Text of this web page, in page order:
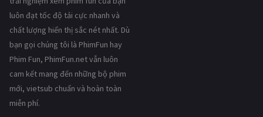
luôn đạt tốc độ tải cực nhanh và
chất lượng hiển thị sắc nét nhất. Dù
bạn gọi chúng tôi là PhimFun hay
Phim Fun, PhimFun.net vẫn luôn
cam kết mang đến những bộ phim
mới, vietsub chuẩn và hoàn toàn
miễn phí.